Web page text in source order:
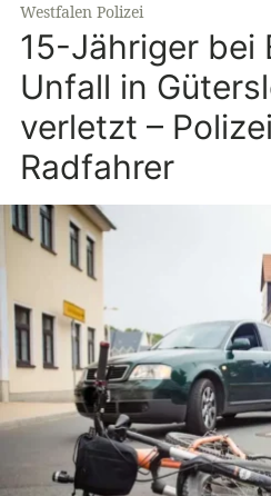
Westfalen Polizei
15-Jähriger bei
Unfall in
verletzt –
Radfahrer